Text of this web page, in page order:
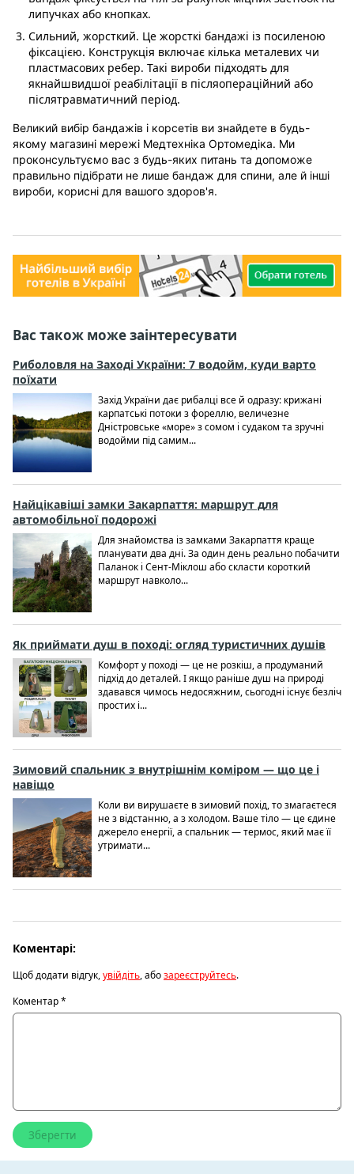
липучках або кнопках.
Сильний, жорсткий. Це жорсткі бандажі із посиленою
фіксацією. Конструкція включає кілька металевих чи
пластмасових ребер. Такі вироби підходять для
якнайшвидшої реабілітації в післяопераційний або
післятравматичний період.
Великий вибір бандажів і корсетів ви знайдете в будь-
якому магазині мережі Медтехніка Ортомедіка. Ми
проконсультуємо вас з будь-яких питань та допоможе
правильно підібрати не лише бандаж для спини, але й інші
вироби, корисні для вашого здоров'я.
Вас також може заінтересувати
Риболовля на Заході України: 7 водойм, куди варто
поїхати
Захід України дає рибалці все й одразу: крижані
карпатські потоки з фореллю, величезне
Дністровське «море» з сомом і судаком та зручні
водойми під самим...
Найцікавіші замки Закарпаття: маршрут для
автомобільної подорожі
Для знайомства із замками Закарпаття краще
планувати два дні. За один день реально побачити
Паланок і Сент-Міклош або скласти короткий
маршрут навколо...
Як приймати душ в поході: огляд туристичних душів
Комфорт у поході — це не розкіш, а продуманий
підхід до деталей. І якщо раніше душ на природі
здавався чимось недосяжним, сьогодні існує безліч
простих і...
Зимовий спальник з внутрішнім коміром — що це і
навіщо
Коли ви вирушаєте в зимовий похід, то змагаєтеся
не з відстанню, а з холодом. Ваше тіло — це єдине
джерело енергії, а спальник — термос, який має її
утримати...
Коментарі:
Щоб додати відгук,увійдіть, абозареєструйтесь.
Коментар*